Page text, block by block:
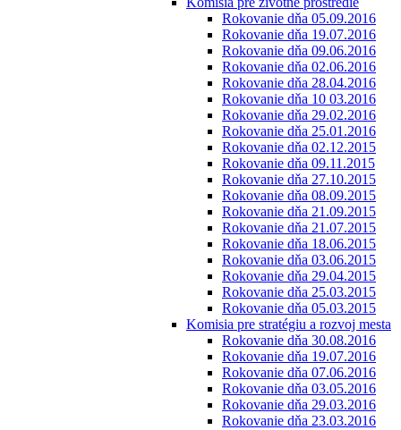
Rokovanie dňa 05.09.2016
Rokovanie dňa 19.07.2016
Rokovanie dňa 09.06.2016
Rokovanie dňa 02.06.2016
Rokovanie dňa 28.04.2016
Rokovanie dňa 10 03.2016
Rokovanie dňa 29.02.2016
Rokovanie dňa 25.01.2016
Rokovanie dňa 02.12.2015
Rokovanie dňa 09.11.2015
Rokovanie dňa 27.10.2015
Rokovanie dňa 08.09.2015
Rokovanie dňa 21.09.2015
Rokovanie dňa 21.07.2015
Rokovanie dňa 18.06.2015
Rokovanie dňa 03.06.2015
Rokovanie dňa 29.04.2015
Rokovanie dňa 25.03.2015
Rokovanie dňa 05.03.2015
Komisia pre stratégiu a rozvoj mesta
Rokovanie dňa 30.08.2016
Rokovanie dňa 19.07.2016
Rokovanie dňa 07.06.2016
Rokovanie dňa 03.05.2016
Rokovanie dňa 29.03.2016
Rokovanie dňa 23.03.2016